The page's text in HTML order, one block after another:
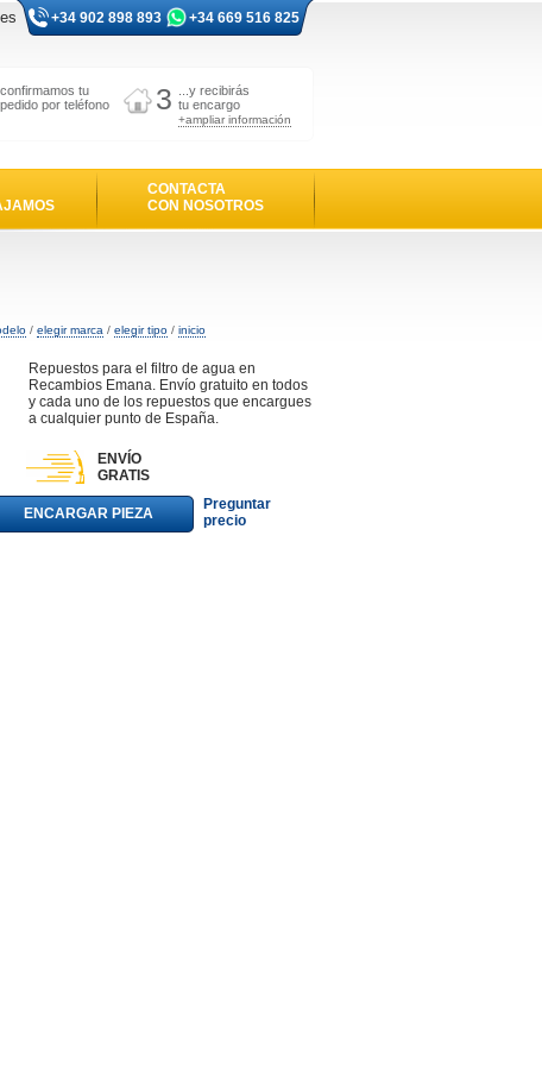
+34 902 898 893 +34 669 516 825
confirmamos tu
pedido por teléfono
3
...y recibirás
tu encargo
+ampliar información
CONTACTA
CON NOSOTROS
/ elegir marca / elegir tipo / inicio
Repuestos para el filtro de agua en
Recambios Emana. Envío gratuito en todos
y cada uno de los repuestos que encargues
a cualquier punto de España.
ENVÍO
GRATIS
ENCARGAR PIEZA
Preguntar
precio